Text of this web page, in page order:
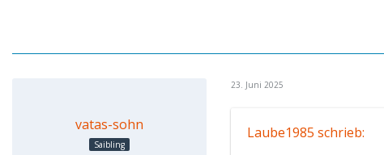
vatas-sohn
Saibling
23. Juni 2025
Laube1985 schrieb: